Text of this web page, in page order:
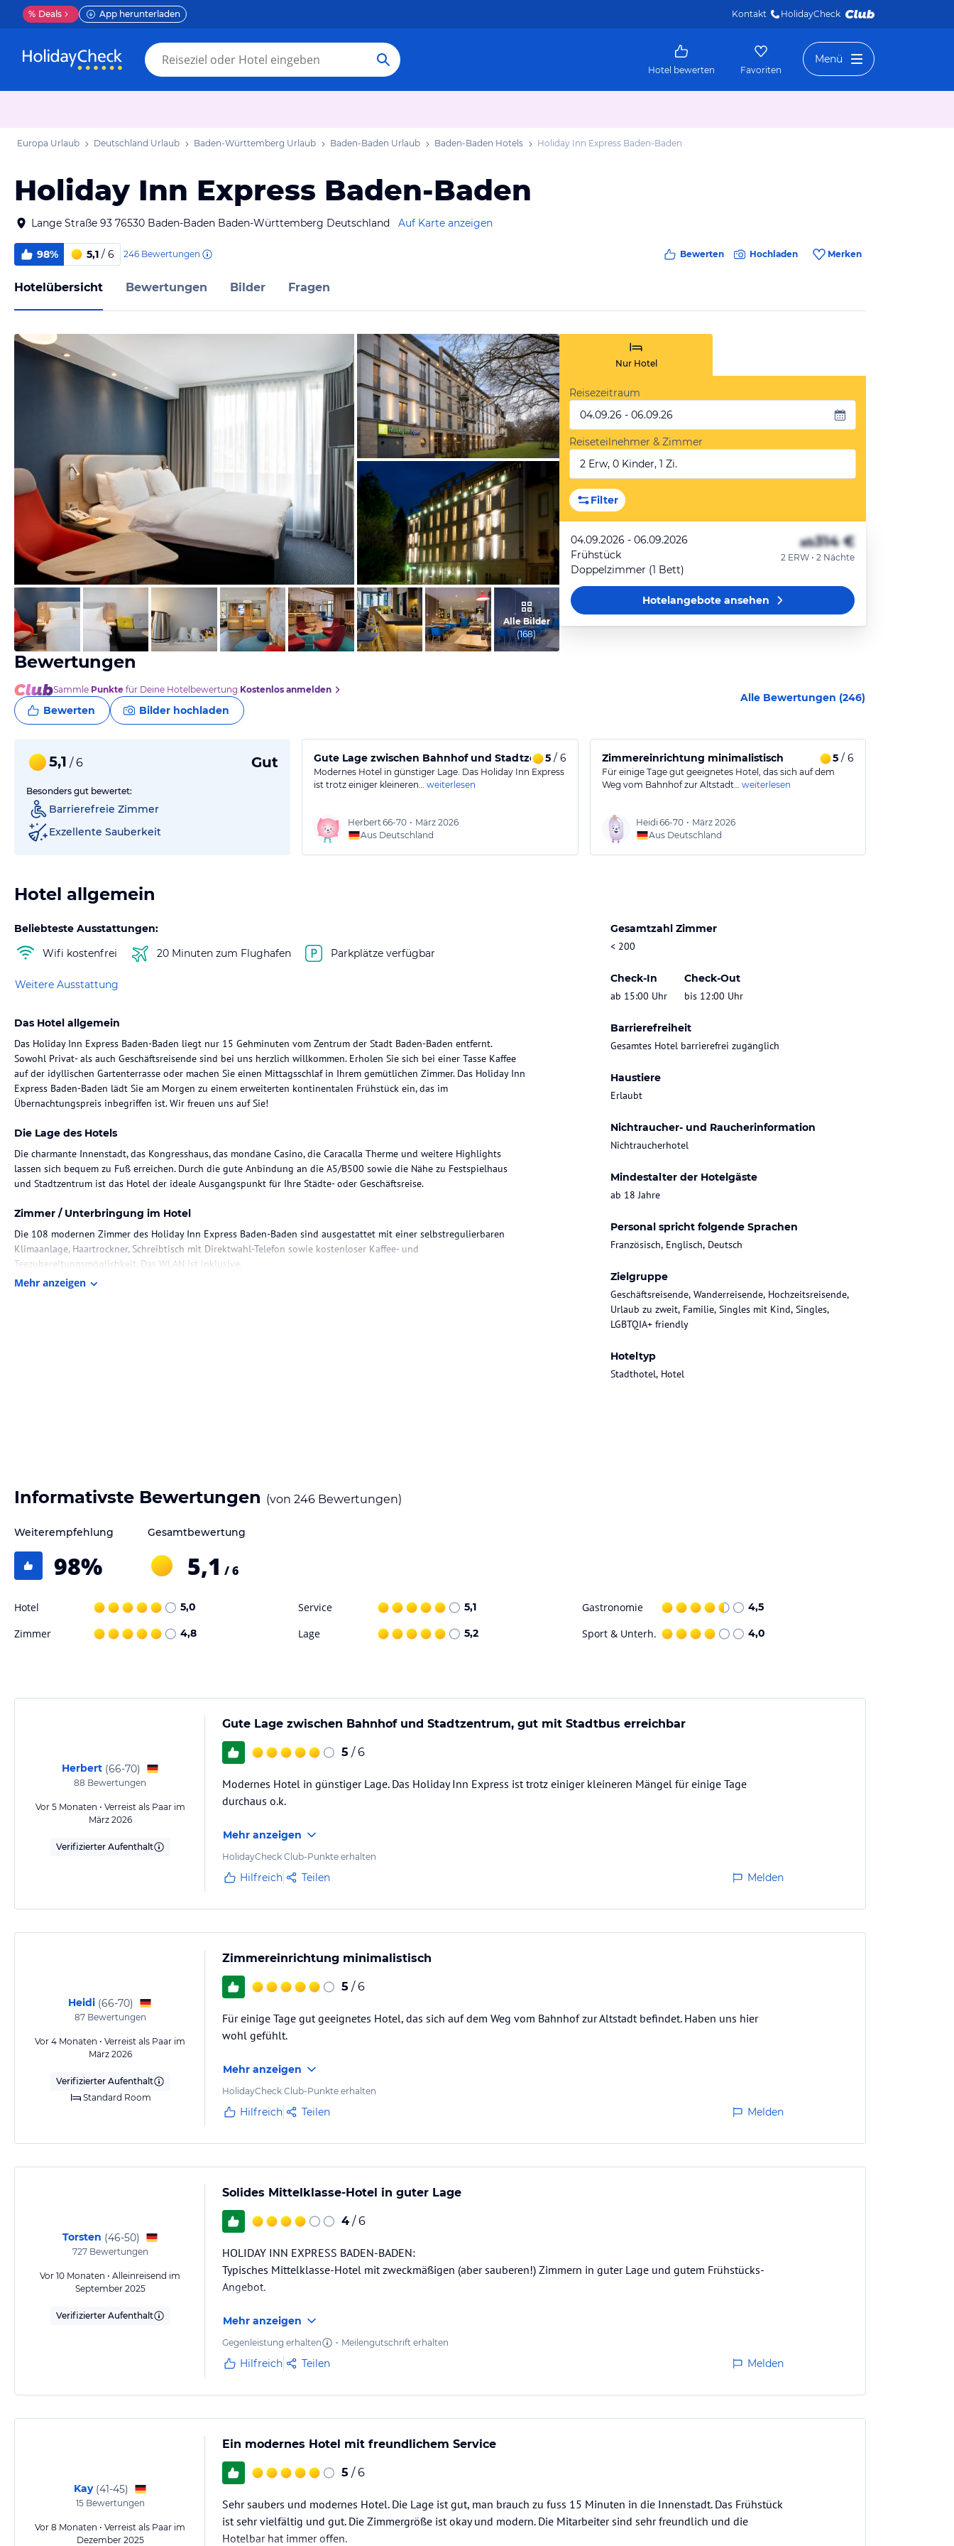
% Deals App herunterladen Kontakt HolidayCheck
Hotel bewerten Favoriten
Menü
Europa Urlaub Deutschland Urlaub Baden-Württemberg Urlaub Baden-Baden Urlaub Baden-Baden Hotels Holiday Inn Express Baden-Baden
Holiday Inn Express Baden-Baden
Lange Straße 93 76530 Baden-Baden Baden-Württemberg Deutschland Auf Karte anzeigen
98% 5,1 / 6 246 Bewertungen Bewerten Hochladen Merken
Hotelübersicht Bewertungen Bilder Fragen
vom Hotelier, März 2018
vom Hotelier, März 2018
vom Hotelier, August 2017
Alle Bilder
(168)
Nur Hotel
Reisezeitraum
04.09.26 - 06.09.26
Reiseteilnehmer & Zimmer
2 Erw, 0 Kinder, 1 Zi.
Filter
04.09.2026 - 06.09.2026
Frühstück
Doppelzimmer (1 Bett)
ab314 €
2 ERW • 2 Nächte
Hotelangeboteansehen
Bewertungen
Sammle Punkte für Deine Hotelbewertung.Kostenlos anmelden
Bewerten Bilder hochladen
Alle Bewertungen (246)
5,1 / 6 Gut
Besonders gut bewertet:
Barrierefreie Zimmer
Exzellente Sauberkeit
Gute Lage zwischen Bahnhof und Stadtzentrum, gut mit Stadtbus erreichbar
5/ 6
Modernes Hotel in günstiger Lage. Das Holiday Inn Express
ist trotz einiger kleineren… weiterlesen
Herbert66-70 • März 2026
Aus Deutschland
Zimmereinrichtung minimalistisch 5/ 6
Für einige Tage gut geeignetes Hotel, das sich auf dem
Weg vom Bahnhof zur Altstadt… weiterlesen
Heidi 66-70 • März 2026
Aus Deutschland
Hotel allgemein
Beliebteste Ausstattungen:
Wifi kostenfrei
20 Minuten zum Flughafen Parkplätze verfügbar
Weitere Ausstattung
Gesamtzahl Zimmer
< 200
Check-In
ab 15:00 Uhr
Check-Out
bis 12:00 Uhr
Barrierefreiheit
Gesamtes Hotel barrierefrei zugänglich
Haustiere
Erlaubt
Nichtraucher- und Raucherinformation
Nichtraucherhotel
Mindestalter der Hotelgäste
ab 18 Jahre
Personal spricht folgende Sprachen
Französisch, Englisch, Deutsch
Zielgruppe
Geschäftsreisende, Wanderreisende, Hochzeitsreisende,
Urlaub zu zweit, Familie, Singles mit Kind, Singles,
LGBTQIA+ friendly
Hoteltyp
Stadthotel, Hotel
Das Hotel allgemein
Das Holiday Inn Express Baden-Baden liegt nur 15 Gehminuten vom Zentrum der Stadt Baden-Baden entfernt.
Sowohl Privat- als auch Geschäftsreisende sind bei uns herzlich willkommen. Erholen Sie sich bei einer Tasse Kaffee
auf der idyllischen Gartenterrasse oder machen Sie einen Mittagsschlaf in Ihrem gemütlichen Zimmer. Das Holiday Inn
Express Baden-Baden lädt Sie am Morgen zu einem erweiterten kontinentalen Frühstück ein, das im
Übernachtungspreis inbegriffen ist. Wir freuen uns auf Sie!
Die Lage des Hotels
Die charmante Innenstadt, das Kongresshaus, das mondäne Casino, die Caracalla Therme und weitere Highlights
lassen sich bequem zu Fuß erreichen. Durch die gute Anbindung an die A5/B500 sowie die Nähe zu Festspielhaus
und Stadtzentrum ist das Hotel der ideale Ausgangspunkt für Ihre Städte- oder Geschäftsreise.
Zimmer / Unterbringung im Hotel
Die 108 modernen Zimmer des Holiday Inn Express Baden-Baden sind ausgestattet mit einer selbstregulierbaren
Klimaanlage, Haartrockner, Schreibtisch mit Direktwahl-Telefon sowie kostenloser Kaffee- und
Teezubereitungsmöglichkeit. Das WLAN ist inklusive.
Mehr anzeigen
Informativste Bewertungen (von 246 Bewertungen)
Weiterempfehlung
98%
Gesamtbewertung
5,1 / 6
Hotel 5,0 Service 5,1 Gastronomie 4,5
Zimmer 4,8 Lage 5,2 Sport & Unterh. 4,0
Herbert (66-70)
88 Bewertungen
Vor 5 Monaten • Verreist als Paar im
März 2026
Verifizierter Aufenthalt
Gute Lage zwischen Bahnhof und Stadtzentrum, gut mit Stadtbus erreichbar
5 / 6
Modernes Hotel in günstiger Lage. Das Holiday Inn Express ist trotz einiger kleineren Mängel für einige Tage
durchaus o.k.
Mehr anzeigen
HolidayCheck Club-Punkte erhalten
Hilfreich Teilen Melden
Heidi (66-70)
87Bewertungen
Vor 4 Monaten • Verreist als Paar im
März 2026
Verifizierter Aufenthalt
Standard Room
Zimmereinrichtung minimalistisch
5 / 6
Für einige Tage gut geeignetes Hotel, das sich auf dem Weg vom Bahnhof zur Altstadt befindet. Haben uns hier
wohl gefühlt.
Mehr anzeigen
HolidayCheck Club-Punkte erhalten
Hilfreich Teilen Melden
Torsten (46-50)
727Bewertungen
Vor 10 Monaten • Alleinreisend im
September 2025
Verifizierter Aufenthalt
Solides Mittelklasse-Hotel in guter Lage
4 / 6
HOLIDAY INN EXPRESS BADEN-BADEN:
Typisches Mittelklasse-Hotel mit zweckmäßigen (aber sauberen!) Zimmern in guter Lage und gutem Frühstücks-
Angebot.
Mehr anzeigen
Gegenleistung erhalten • Meilengutschrift erhalten
Hilfreich Teilen Melden
Kay (41-45)
15Bewertungen
Vor 8 Monaten • Verreist als Paar im
Dezember 2025
Ein modernes Hotel mit freundlichem Service
5 / 6
Sehr saubers und modernes Hotel. Die Lage ist gut, man brauch zu fuss 15 Minuten in die Innenstadt. Das Frühstück
ist sehr vielfältig und gut. Die Zimmergröße ist okay und modern. Die Mitarbeiter sind sehr freundlich und die
Hotelbar hat immer offen.